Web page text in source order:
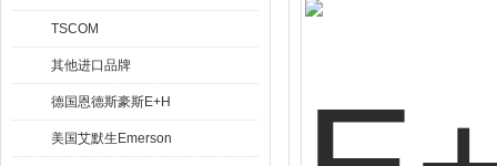
TSCOM
其他进口品牌
德国恩德斯豪斯E+H
美国艾默生Emerson